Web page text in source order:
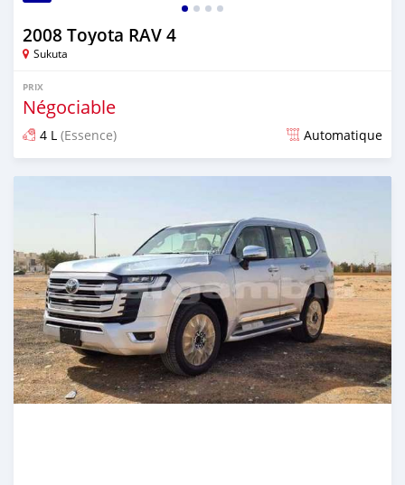
2008 Toyota RAV 4
Sukuta
PRIX
Négociable
4 L (Essence) Automatique
Publié il y a 21 jours